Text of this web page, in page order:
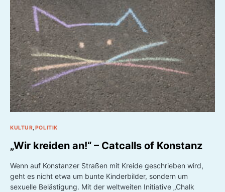
KULTUR POLITIK
„Wir kreiden an!“ – Catcalls of Konstanz
Wenn auf Konstanzer Straßen mit Kreide geschrieben wird,
geht es nicht etwa um bunte Kinderbilder, sondern um
sexuelle Belästigung. Mit der weltweiten Initiative „Chalk